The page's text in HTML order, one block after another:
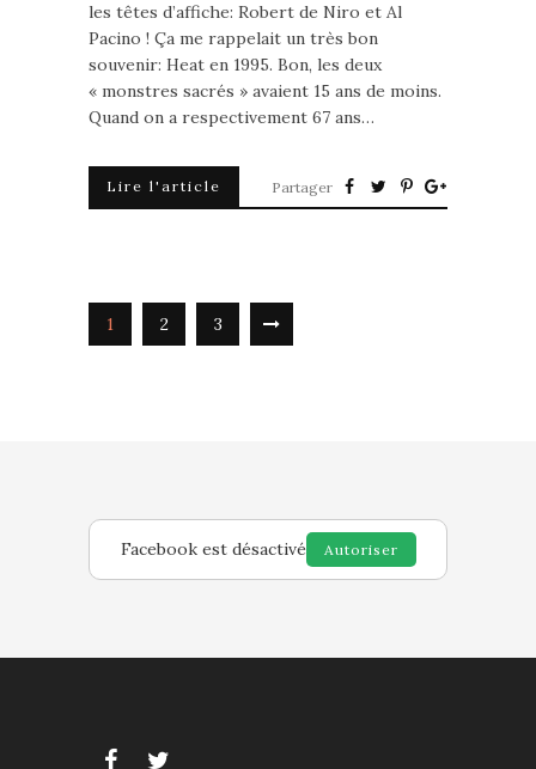
les têtes d’affiche: Robert de Niro et Al
Pacino ! Ça me rappelait un très bon
souvenir: Heat en 1995. Bon, les deux
« monstres sacrés » avaient 15 ans de moins.
Quand on a respectivement 67 ans…
Lire l'article Partager
1 2 3
Facebook est désactivé Autoriser